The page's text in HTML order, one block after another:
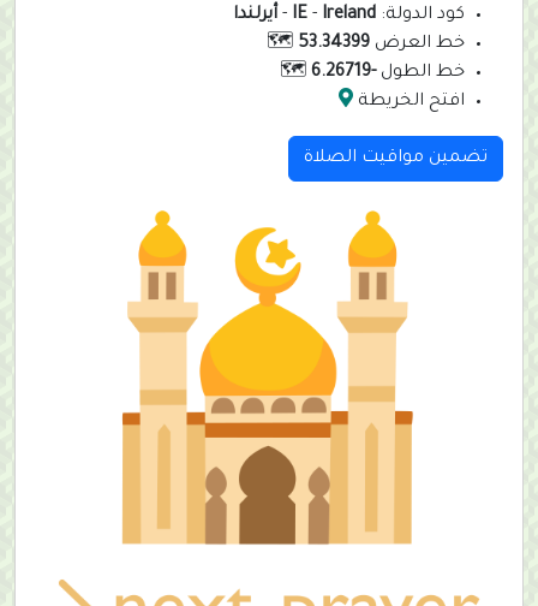
كود الدولة: IE - Ireland
- أيرلندا
خط العرض 53.34399
🗺️
خط الطول-6.26719
🗺️
افتح الخريطة
تضمين مواقيت الصلاة